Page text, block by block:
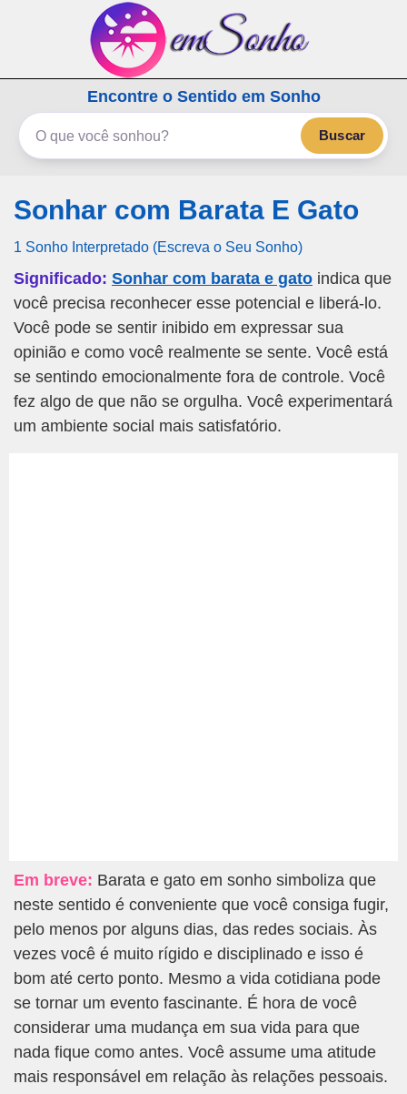
emSonho.com
Os sonhos significam mais
Encontre o Sentido em Sonho
Buscar
Sonhar com Barata E Gato
1 Sonho Interpretado (Escreva o Seu Sonho)
Significado: Sonhar com barata e gato indica que
você precisa reconhecer esse potencial e liberá-lo.
Você pode se sentir inibido em expressar sua
opinião e como você realmente se sente. Você está
se sentindo emocionalmente fora de controle. Você
fez algo de que não se orgulha. Você experimentará
um ambiente social mais satisfatório.
Em breve: Barata e gato em sonho simboliza que
neste sentido é conveniente que você consiga fugir,
pelo menos por alguns dias, das redes sociais. Às
vezes você é muito rígido e disciplinado e isso é
bom até certo ponto. Mesmo a vida cotidiana pode
se tornar um evento fascinante. É hora de você
considerar uma mudança em sua vida para que
nada fique como antes. Você assume uma atitude
mais responsável em relação às relações pessoais.